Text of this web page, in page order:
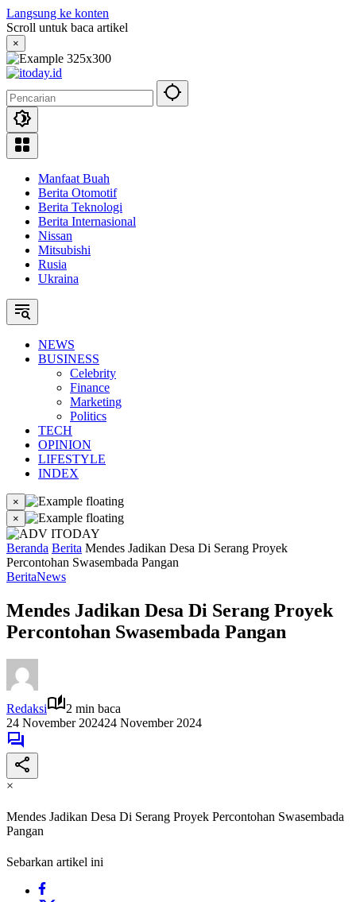
Langsung ke konten
Scroll untuk baca artikel
×
Manfaat Buah
Berita Otomotif
Berita Teknologi
Berita Internasional
Nissan
Mitsubishi
Rusia
Ukraina
NEWS
BUSINESS
Celebrity
Finance
Marketing
Politics
TECH
OPINION
LIFESTYLE
INDEX
×
×
Beranda Berita Mendes Jadikan Desa Di Serang Proyek
Percontohan Swasembada Pangan
BeritaNews
Mendes Jadikan Desa Di Serang Proyek
Percontohan Swasembada Pangan
Redaksi
2 min baca
24 November 202424 November 2024
×
Mendes Jadikan Desa Di Serang Proyek Percontohan Swasembada
Pangan
Sebarkan artikel ini